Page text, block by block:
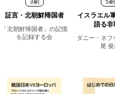
3刷
証言・北朝鮮帰国者
「北朝鮮帰国者」の記憶
を記録する会
5刷
イスラエル
語る非
ダニー・ネ
尾